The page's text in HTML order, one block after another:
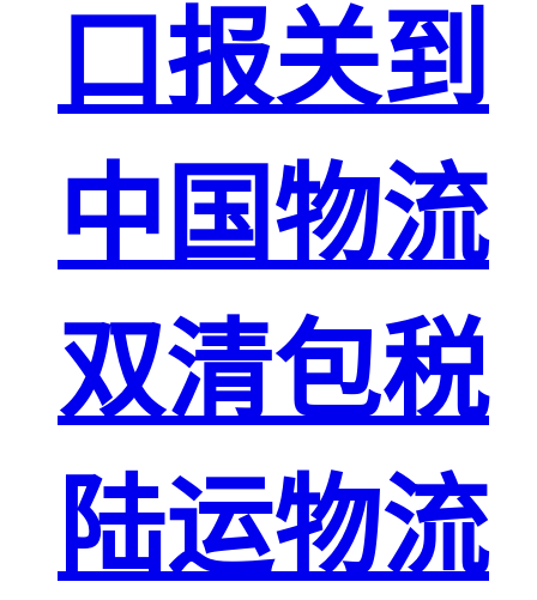
口报关到
中国物流
双清包税
陆运物流